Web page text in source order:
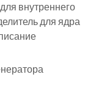
внутреннего
для ядра